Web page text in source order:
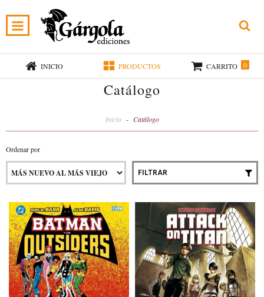
INICIO PRODUCTOS CARRITO 0
Catálogo
Inicio - Catálogo
Ordenar por
FILTRAR